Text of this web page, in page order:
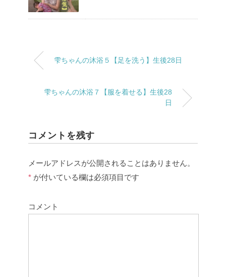
雫ちゃんの沐浴５【足を洗う】生後28日
雫ちゃんの沐浴７【服を着せる】生後28
日
コメントを残す
メールアドレスが公開されることはありません。
* が付いている欄は必須項目です
コメント